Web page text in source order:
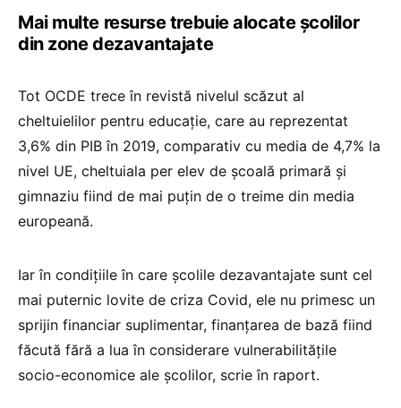
Mai multe resurse trebuie alocate școlilor
din zone dezavantajate
Tot OCDE trece în revistă nivelul scăzut al
cheltuielilor pentru educație, care au reprezentat
3,6% din PIB în 2019, comparativ cu media de 4,7% la
nivel UE, cheltuiala per elev de școală primară și
gimnaziu fiind de mai puțin de o treime din media
europeană.
Iar în condițiile în care școlile dezavantajate sunt cel
mai puternic lovite de criza Covid, ele nu primesc un
sprijin financiar suplimentar, finanțarea de bază fiind
făcută fără a lua în considerare vulnerabilitățile
socio-economice ale școlilor, scrie în raport.